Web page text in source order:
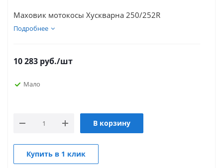
Маховик мотокосы Хускварна 250/252R
Подробнее
10 283 руб./шт
Мало
В корзину
Купить в 1 клик